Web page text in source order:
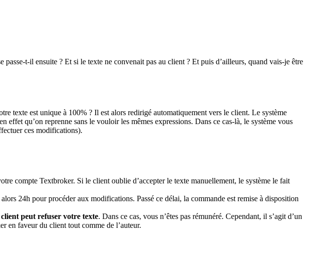
t-il ensuite ? Et si le texte ne convenait pas au client ? Et puis d’ailleurs, quand vais-je être
texte est unique à 100% ? Il est alors redirigé automatiquement vers le client. Le système
effet qu’on reprenne sans le vouloir les mêmes expressions. Dans ce cas-là, le système vous
ces modifications).
compte Textbroker. Si le client oublie d’accepter le texte manuellement, le système le fait
24h pour procéder aux modifications. Passé ce délai, la commande est remise à disposition
client peut refuser votre texte. Dans ce cas, vous n’êtes pas rémunéré. Cependant, il s’agit d’un
en faveur du client tout comme de l’auteur.